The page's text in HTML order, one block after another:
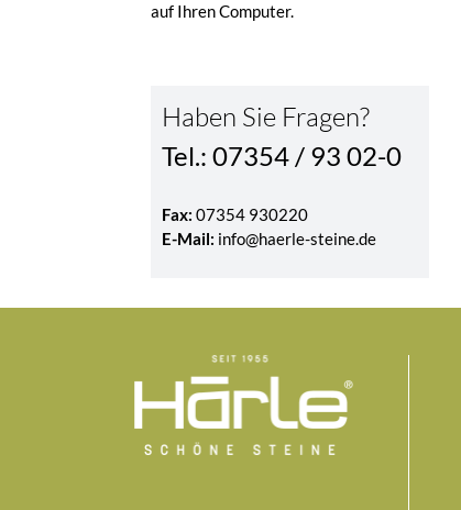
auf Ihren Computer.
Haben Sie Fragen?
Tel.: 07354 / 93 02-0
Fax: 07354 930220
E-Mail: info@haerle-steine.de